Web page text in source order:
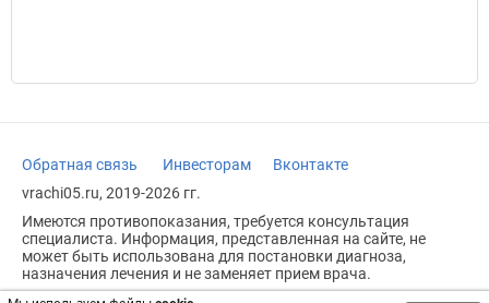
Обратная связь Инвесторам
Вконтакте
vrachi05.ru, 2019-2026 гг.
Имеются противопоказания, требуется консультация
специалиста. Информация, представленная на сайте, не
может быть использована для постановки диагноза,
назначения лечения и не заменяет прием врача.